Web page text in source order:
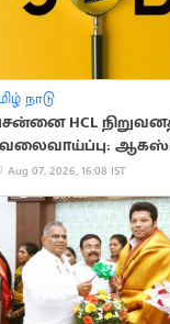
நாடு
HCL
ஆகஸ்ட்
நேர்முகத் தேர்வு!
Aug 07, 2026, 16:08 IST